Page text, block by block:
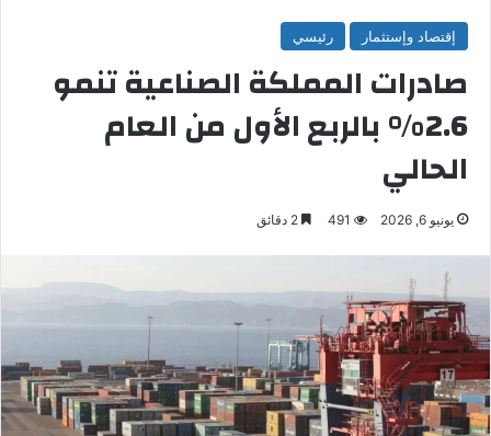
إقتصاد وإستثمار رئيسي
صادرات المملكة الصناعية تنمو
2.6% بالربع الأول من العام
الحالي
يونيو 6, 2026 491